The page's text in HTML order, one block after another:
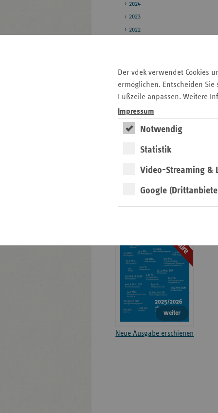
Der vdek verwendet Cookies
ermöglichen. Entscheiden
Fußzeile anpassen. Weitere
Impressum
Notwendig
Statistik
Video-Streaming &
Google
2024
2023
2022
Pressestelle
Bildarchiv
Seitenleiste
weiteren
Auf einen Blick
Pressemitteilungen
Broschüre
weiter
Neue Ausgabe erschienen